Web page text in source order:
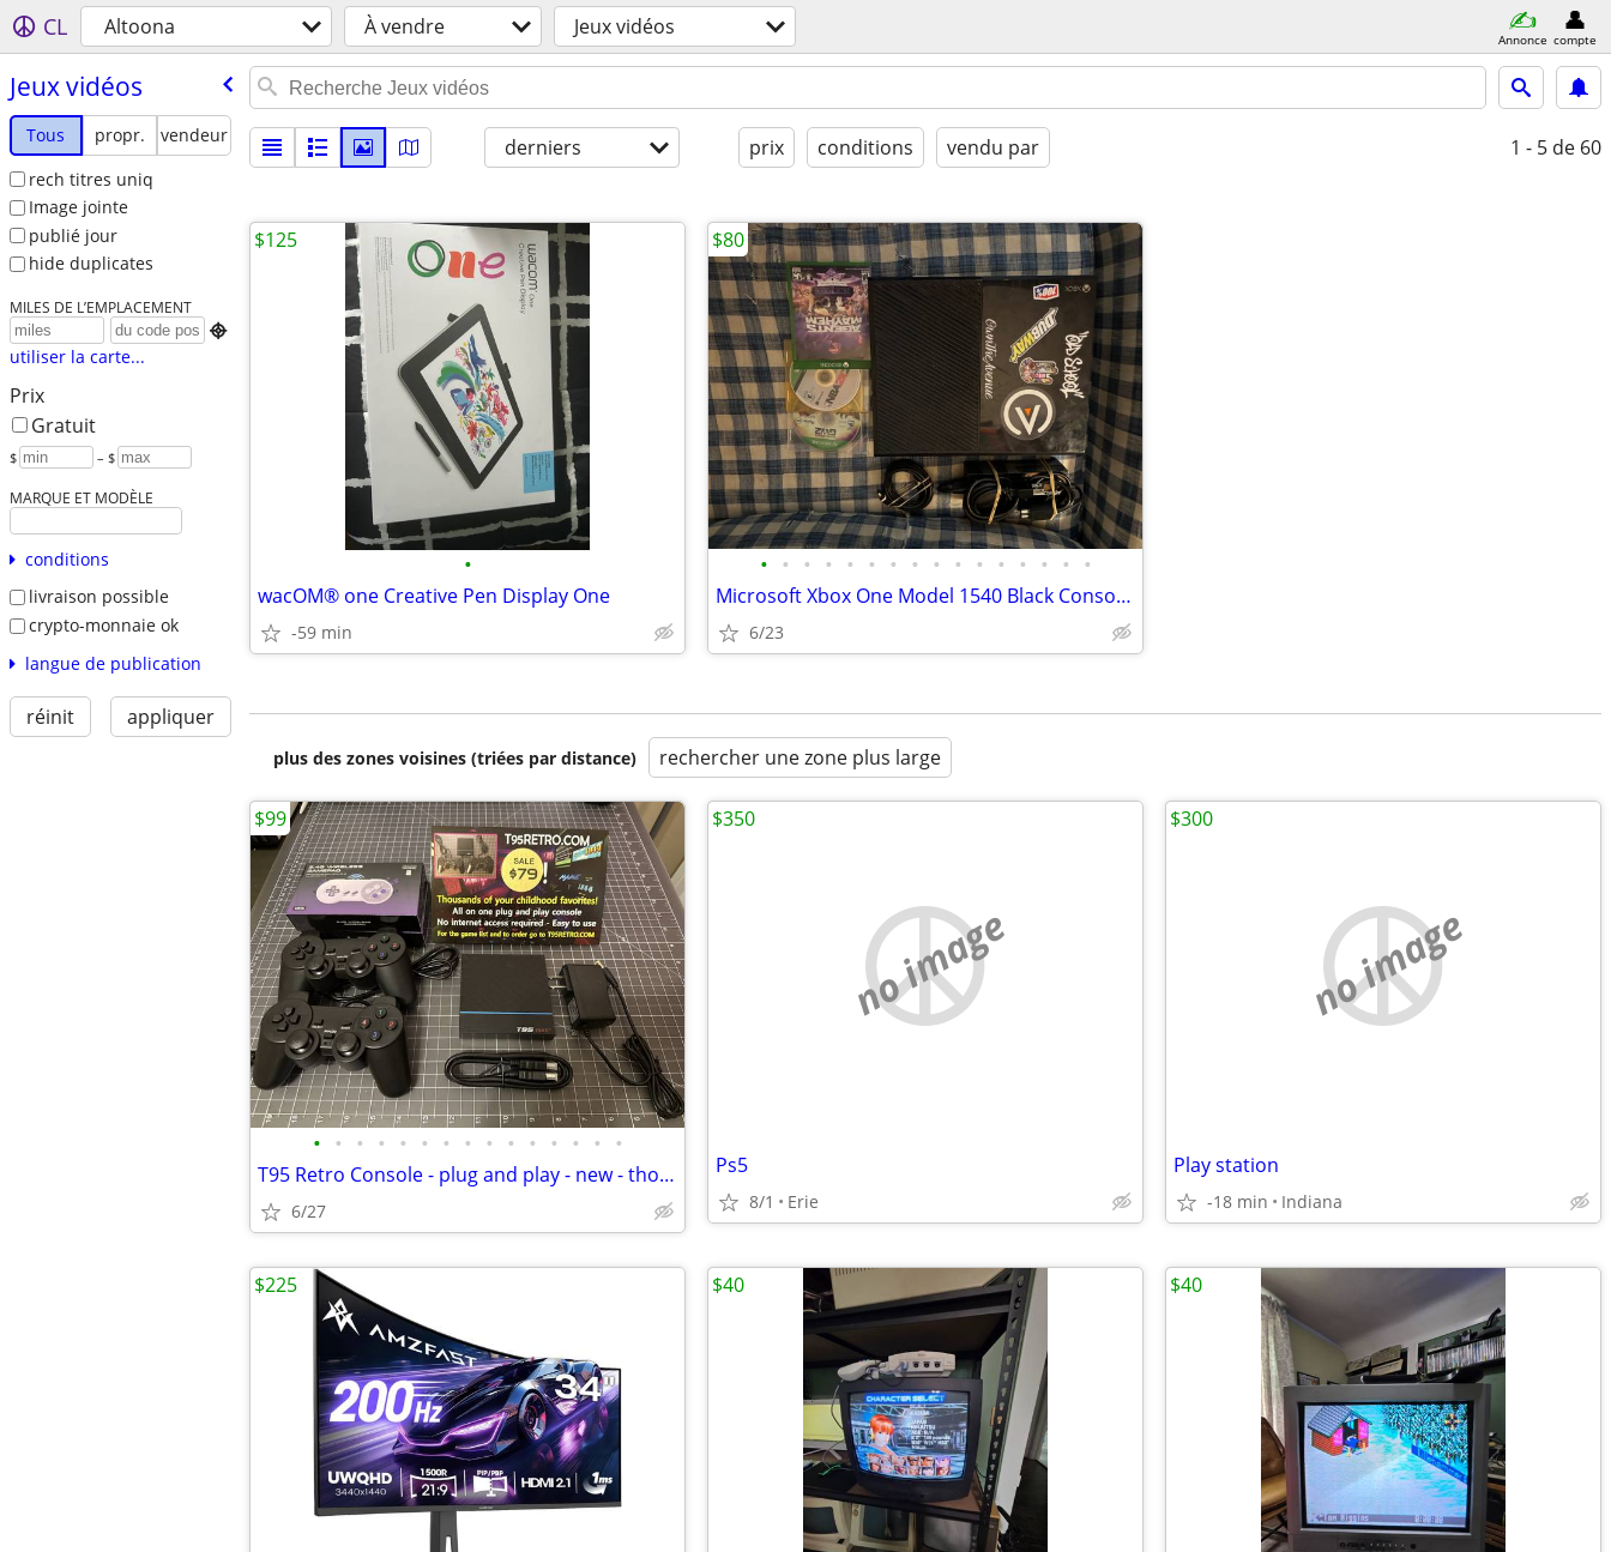
CL Altoona À vendre Jeux vidéos Annonce compte
Jeux vidéos
Tous propr.
vendeur
rech titres uniq
Image jointe
publié jour
hide duplicates
MILES DE L’EMPLACEMENT

utiliser la carte...
Prix
Gratuit
$ – $
MARQUE ET MODÈLE
conditions
livraison possible
crypto-monnaie ok
langue de publication
réinit appliquer
derniers prix conditions vendu par 1 - 5 de 60
•
wacOM® one Creative Pen Display One
-59 min
$125
• • • • • • • • • • • • • • • •
Microsoft Xbox One Model 1540 Black Console Bundle. See description.
6/23
$80
plus des zones voisines (triées par distance) rechercher une zone plus large
• • • • • • • • • • • • • • •
T95 Retro Console - plug and play - new - thousands of video games!
6/27
$99
no image
Ps5
8/1 Erie
$350
no image
Play station
-18 min Indiana
$300
$225 $40 $40